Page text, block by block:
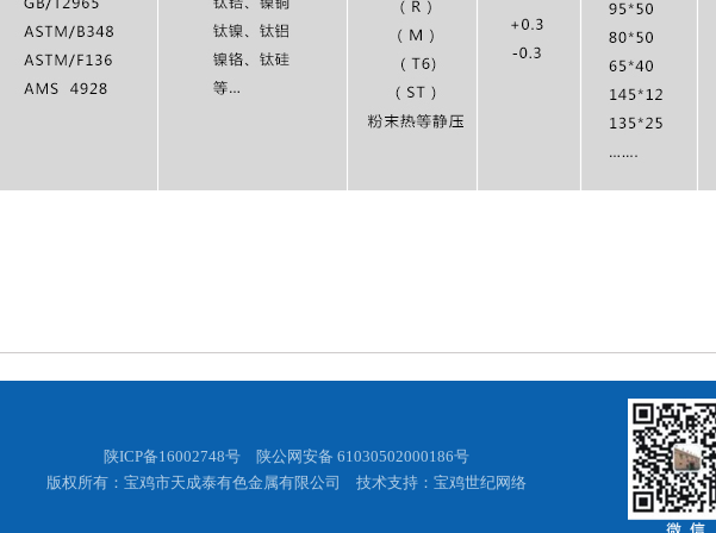
陕ICP备16002748号
陕公网安备 61030502000186号
版权所有：宝鸡市天成泰有色金属有限公司 技术支持： 宝鸡世纪网络